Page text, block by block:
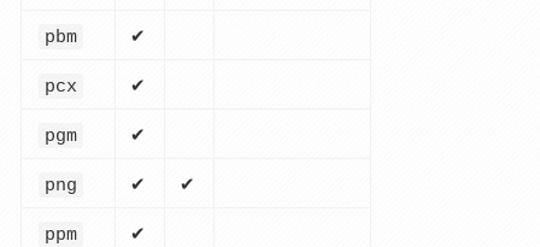
pbm ✔
pcx ✔
pgm ✔
png ✔ ✔
ppm ✔